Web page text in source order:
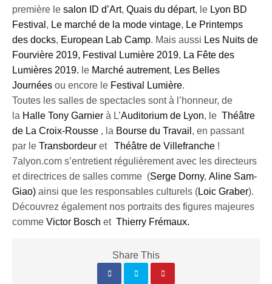
première le salon ID d’Art, Quais du départ, le Lyon BD
Festival , Le marché de la mode vintage, Le Printemps
des docks, European Lab Camp. Mais aussi Les Nuits de
Fourvière 2019, Festival Lumière 2019, La Fête des
Lumières 2019. le Marché autrement, Les Belles
Journées ou encore le Festival Lumière.
Toutes les salles de spectacles sont à l’honneur, de
la Halle Tony Garnier à L’Auditorium de Lyon, le Théâtre
de La Croix-Rousse , la Bourse du Travail , en passant
par le Transbordeur et Théâtre de Villefranche !
7alyon.com s’entretient régulièrement avec les directeurs
et directrices de salles comme (Serge Dorny, Aline Sam-
Giao) ainsi que les responsables culturels (Loic Graber).
Découvrez également nos portraits des figures majeures
comme Victor Bosch et Thierry Frémaux.
Share This